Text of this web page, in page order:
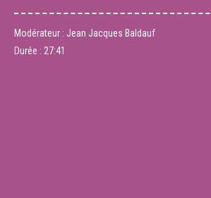
Modérateur : Jean Jacques Baldauf
Durée : 27:41